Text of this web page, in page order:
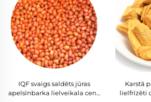
IQF svaigs saldēts jūras
apelsīnbarka lielveikala cena
Karstā
lielfrīzēti